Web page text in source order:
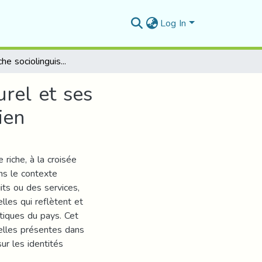
Log In
Titre Approche sociolinguistique de l'ancrage culturel et ses représentations dans le discours publicitaire algérien
et ses
riche, à la croisée
le contexte
ou des services,
qui reflètent et
du pays. Cet
présentes dans
les identités